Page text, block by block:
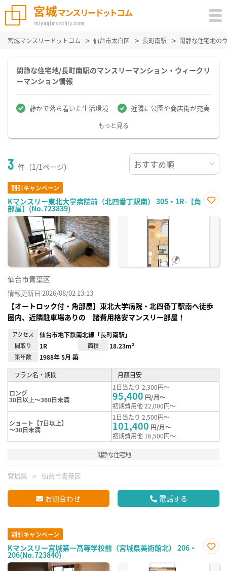
宮城マンスリードットコム 仙台市太白区 長町南駅 閑静な住宅地の
閑静な住宅地/長町南駅のマンスリーマンション・ウィークリ
ーマンション情報
静かで落ち着いた生活環境 近隣に公園や商店街が充実
もっと見る
3 件（1/1ページ）
割引キャンペーン
Kマンスリー東北大学病院前（北四番丁駅南） 305・1R-【角
部屋】(No.723839)
に入
仙台市青葉区
情報更新日 2026/08/02 13:13
【オートロック付・角部屋】東北大学病院・北四番丁駅南へ徒歩
圏内、近隣駐車場ありの 諸費用格安マンスリー部屋！
アクセス 仙台市地下鉄南北線「長町南駅」
間取り 1R 面積 18.23m²
築年数 1988年 5月 築
プラン名・期間 月額目安
ロング
30日以上～360日未満
1日当たり 2,300円～
95,400 円/月～
初期費用他 22,000円～
ショート【7日以上】
～30日未満
1日当たり 2,500円～
101,400 円/月～
初期費用他 16,500円～
閑静な住宅地
宮城県 仙台市青葉区
お問合わせ 電話する
割引キャンペーン
Kマンスリー宮城第一高等学校前（宮城県美術館北） 206・
206(No.723840)
に入